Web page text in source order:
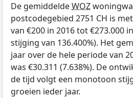
De gemiddeldeWOZ
postcodegebied 2751 CH is
van €200 in 2016 tot €273.000
stijging van 136.400%). Het
jaar over de hele periode van
was €30.311 (7.638%). De
de tijd volgt een monotoon
groeien ieder jaar.